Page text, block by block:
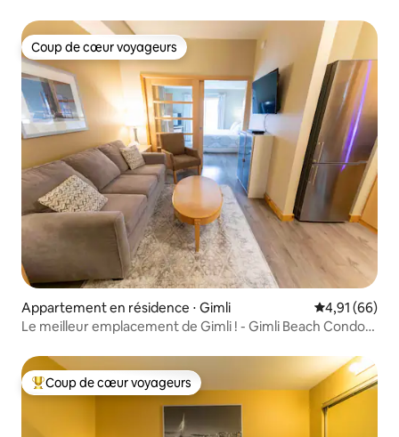
Coup de cœur voyageurs
Coup de cœur voyageurs
Appartement en résidence ⋅ Gimli Évaluation
4,91 (66)
Le meilleur emplacement de Gimli ! - Gimli Beach Condos
Coups de cœur voyageurs les plus appréciés
Coup de cœur voyageurs